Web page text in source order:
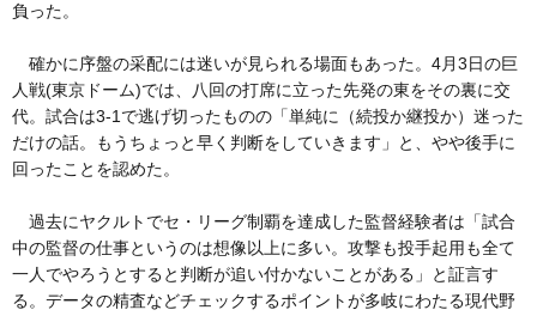
負った。
確かに序盤の采配には迷いが見られる場面もあった。4月3日の巨
人戦(東京ドーム)では、八回の打席に立った先発の東をその裏に交
代。試合は3-1で逃げ切ったものの「単純に（続投か継投か）迷った
だけの話。もうちょっと早く判断をしていきます」と、やや後手に
回ったことを認めた。
過去にヤクルトでセ・リーグ制覇を達成した監督経験者は「試合
中の監督の仕事というのは想像以上に多い。攻撃も投手起用も全て
一人でやろうとすると判断が追い付かないことがある」と証言す
る。データの精査などチェックするポイントが多岐にわたる現代野